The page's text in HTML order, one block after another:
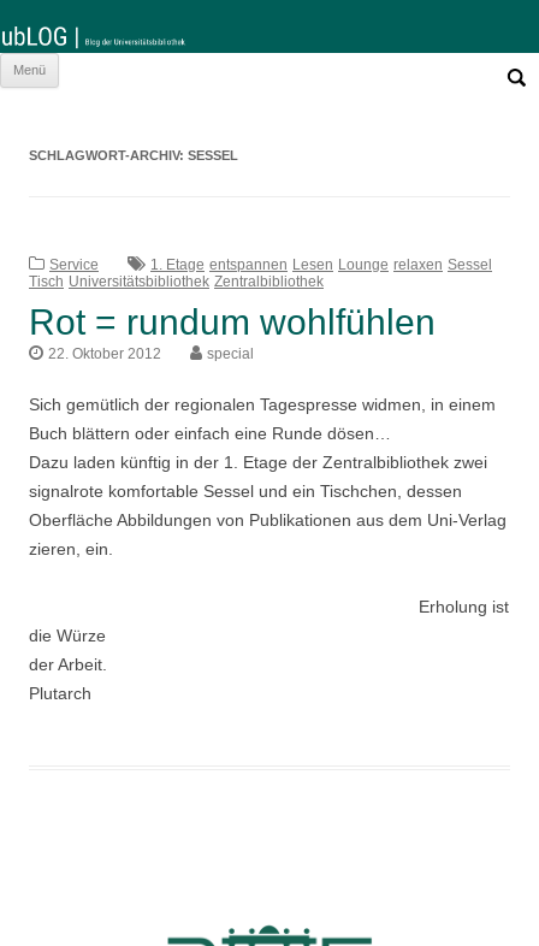
Menü
nach:
SCHLAGWORT-ARCHIV: SESSEL
Service 1. Etage entspannen Lesen Lounge relaxen Sessel
Tisch Universitätsbibliothek Zentralbibliothek
Rot = rundum wohlfühlen
22. Oktober 2012 special
Sich gemütlich der regionalen Tagespresse widmen, in einem
Buch blättern oder einfach eine Runde dösen…
Dazu laden künftig in der 1. Etage der Zentralbibliothek zwei
signalrote komfortable Sessel und ein Tischchen, dessen
Oberfläche Abbildungen von Publikationen aus dem Uni-Verlag
zieren, ein.
Erholung ist
die Würze
der Arbeit.
Plutarch